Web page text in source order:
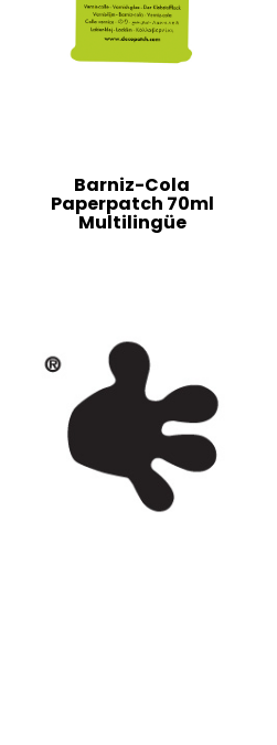
Barniz-Cola
Paperpatch 70ml
Multilingüe